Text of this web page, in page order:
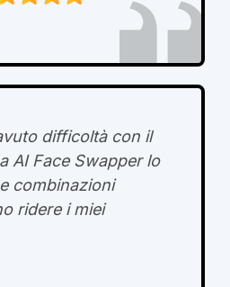
difficoltà con il
AI Face Swapper lo
combinazioni
ridere i miei